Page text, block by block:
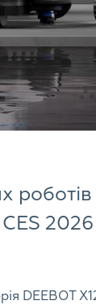
2026
DEEBOT